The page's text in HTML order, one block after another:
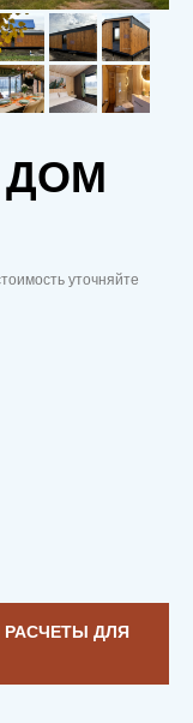
уточняйте
ДЛЯ